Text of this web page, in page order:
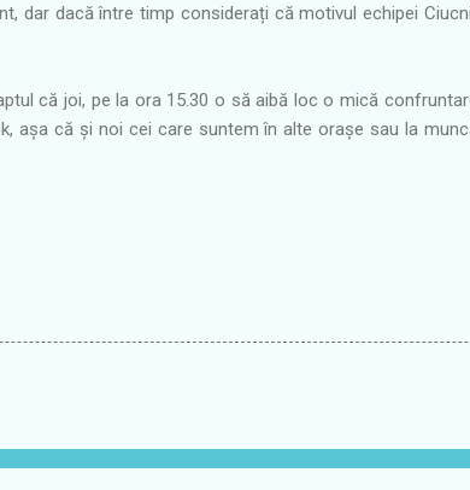
dar dacă între timp considerați că motivul echipei
că joi, pe la ora 15.30 o să aibă loc o mică
așa că și noi cei care suntem în alte orașe sau la